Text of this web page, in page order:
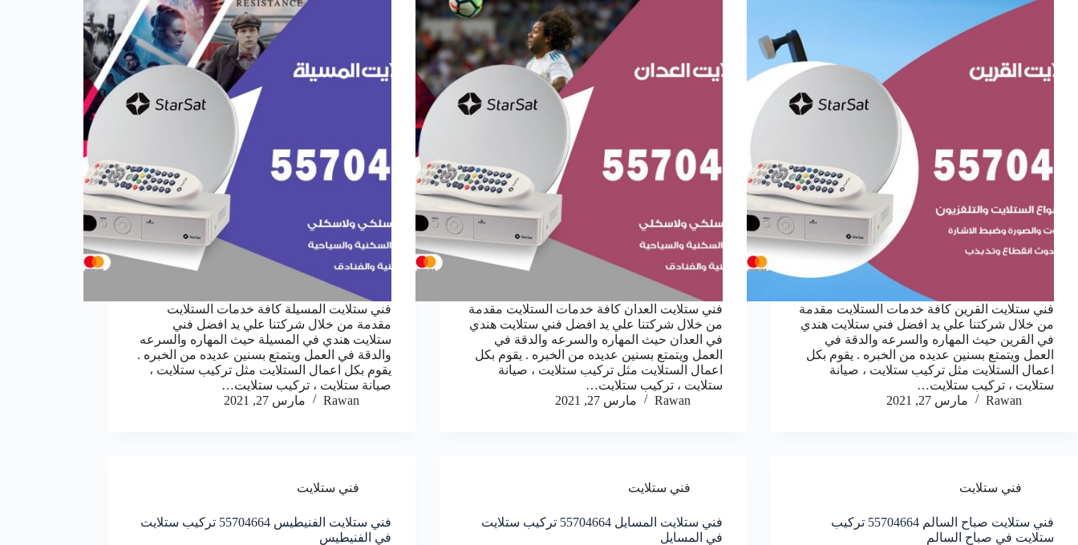
فني ستلايت القرين كافة خدمات الستلايت مقدمة
من خلال شركتنا علي يد افضل فني ستلايت هندي
في القرين حيث المهاره والسرعه والدقة في
العمل ويتمتع بسنين عديده من الخبره . يقوم بكل
اعمال الستلايت مثل تركيب ستلايت ، صيانة
ستلايت ، تركيب ستلايت…
Rawan
مارس 27, 2021
فني ستلايت العدان كافة خدمات الستلايت مقدمة
من خلال شركتنا علي يد افضل فني ستلايت هندي
في العدان حيث المهاره والسرعه والدقة في
العمل ويتمتع بسنين عديده من الخبره . يقوم بكل
اعمال الستلايت مثل تركيب ستلايت ، صيانة
ستلايت ، تركيب ستلايت…
Rawan
مارس 27, 2021
فني ستلايت المسيلة كافة خدمات الستلايت
مقدمة من خلال شركتنا علي يد افضل فني
ستلايت هندي في المسيلة حيث المهاره والسرعه
والدقة في العمل ويتمتع بسنين عديده من الخبره .
يقوم بكل اعمال الستلايت مثل تركيب ستلايت ،
صيانة ستلايت ، تركيب ستلايت…
Rawan
مارس 27, 2021
فني ستلايت
فني ستلايت صباح السالم 55704664 تركيب
ستلايت في صباح السالم
فني ستلايت
فني ستلايت المسايل 55704664 تركيب ستلايت
في المسايل
فني ستلايت
فني ستلايت الفنيطيس 55704664 تركيب ستلايت
في الفنيطيس